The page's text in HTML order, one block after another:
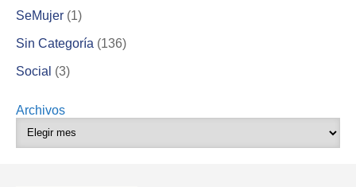
SeMujer (1)
Sin Categoría (136)
Social (3)
Archivos